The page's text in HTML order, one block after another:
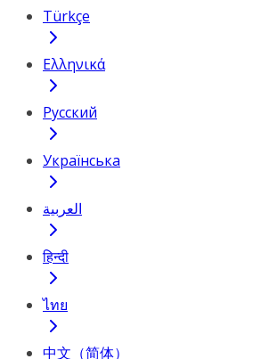
Türkçe
Ελληνικά
Русский
Українська
العربية
हिन्दी
ไทย
中文（简体）